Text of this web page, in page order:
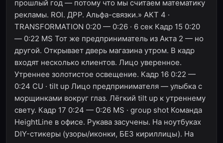
прошлый год — потому что мы считаем математику
рекламы. ROI. ДРР. Альфа-связки.» АКТ 4 ·
TRANSFORMATION 0:20 — 0:26 · 6 сек Кадр 15 0:20
— 0:22 MS Тот же предприниматель из Акта 2 — но
другой. Открывает дверь магазина утром. В кадр
входят несколько клиентов. Лицо уверенное.
Утреннее золотистое освещение. Кадр 16 0:22 —
0:24 CU · tilt up Лицо предпринимателя — улыбка с
морщинками вокруг глаз. Лёгкий tilt up к утреннему
свету. Кадр 17 0:24 — 0:26 MS · group shot Команда
HeightLine в офисе. Рукава засучены. На ноутбуках
DIY-стикеры (узоры/иконки, БЕЗ кириллицы). На